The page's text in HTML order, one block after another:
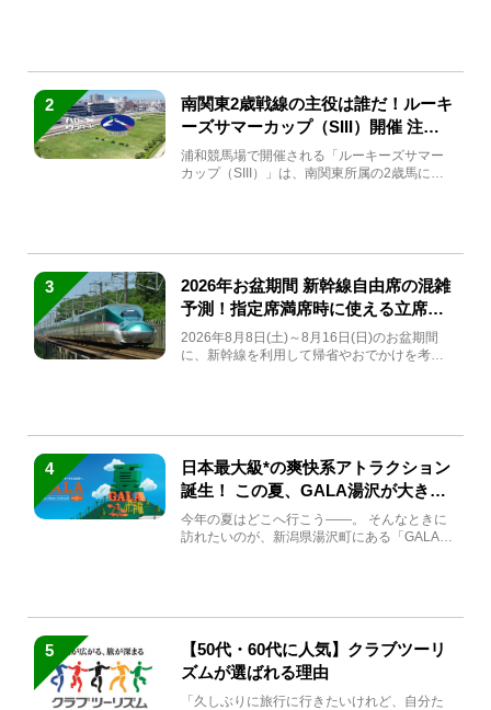
2
南関東2歳戦線の主役は誰だ！ルーキ
ーズサマーカップ（SIII）開催 注目
馬と見どころをチェック
浦和競馬場で開催される「ルーキーズサマー
カップ（SIII）」は、南関東所属の2歳馬によ
3
2026年お盆期間 新幹線自由席の混雑
予測！指定席満席時に使える立席特
急券も解説
2026年8月8日(土)～8月16日(日)のお盆期間
に、新幹線を利用して帰省やおでかけを考え
4
日本最大級*の爽快系アトラクション
誕生！ この夏、GALA湯沢が大きく
生まれ変わる
今年の夏はどこへ行こう――。 そんなときに
訪れたいのが、新潟県湯沢町にある「GALA湯
5
【50代・60代に人気】クラブツーリ
ズムが選ばれる理由
「久しぶりに旅行に行きたいけれど、自分た